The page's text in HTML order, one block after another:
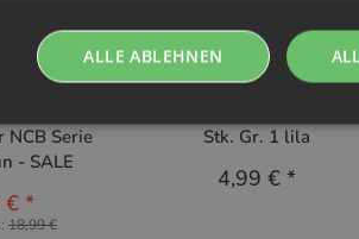
NCB Serie
- SALE
€ *
18,99 €
Avo+Cado
Stk. Gr. 1 lila
4,99 €*
ALLE ABLEHNEN